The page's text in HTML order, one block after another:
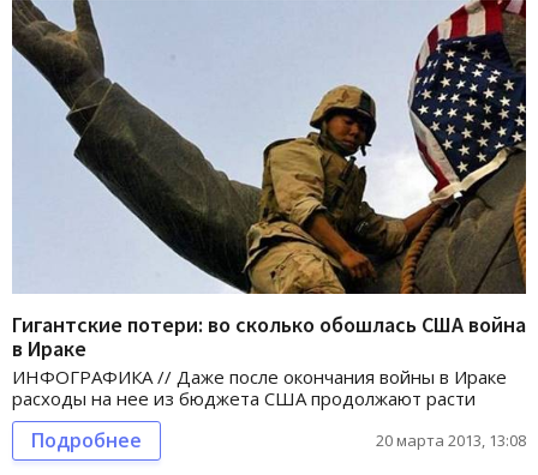
Гигантские потери: во сколько обошлась США война
в Ираке
ИНФОГРАФИКА // Даже после окончания войны в Ираке
расходы на нее из бюджета США продолжают расти
Подробнее 20 марта 2013, 13:08